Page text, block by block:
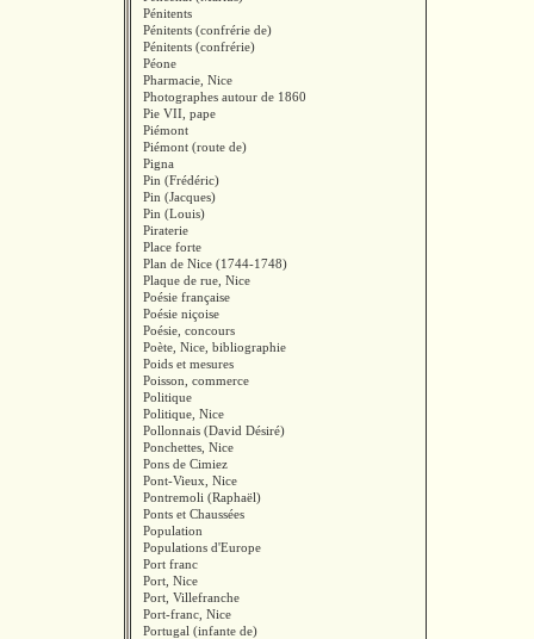
Pénitents
Pénitents (confrérie de)
Pénitents (confrérie)
Péone
Pharmacie, Nice
Photographes autour de 1860
Pie VII, pape
Piémont
Piémont (route de)
Pigna
Pin (Frédéric)
Pin (Jacques)
Pin (Louis)
Piraterie
Place forte
Plan de Nice (1744-1748)
Plaque de rue, Nice
Poésie française
Poésie niçoise
Poésie, concours
Poète, Nice, bibliographie
Poids et mesures
Poisson, commerce
Politique
Politique, Nice
Pollonnais (David Désiré)
Ponchettes, Nice
Pons de Cimiez
Pont-Vieux, Nice
Pontremoli (Raphaël)
Ponts et Chaussées
Population
Populations d'Europe
Port franc
Port, Nice
Port, Villefranche
Port-franc, Nice
Portugal (infante de)